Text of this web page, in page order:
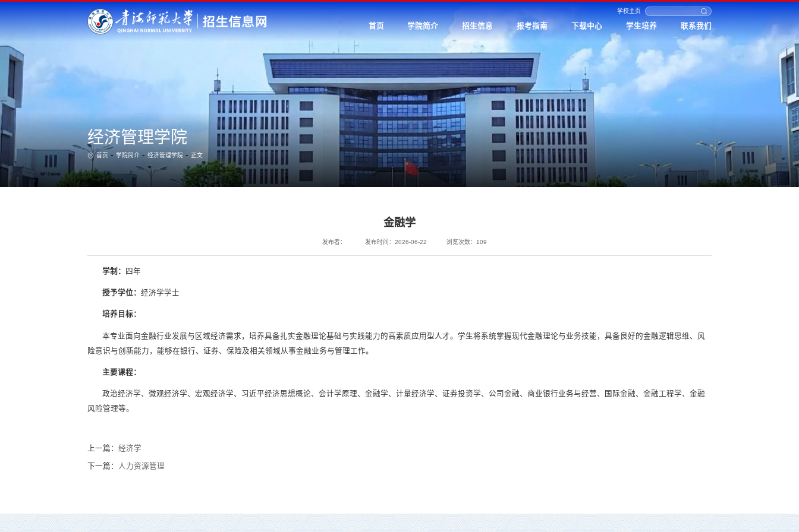
学校主页
首页 学院简介 招生信息 报考指南 下载中心 学生培养 联系我们
经济管理学院
首页 - 学院简介 - 经济管理学院 - 正文
金融学
发布者： 发布时间：2026-06-22 浏览次数： 109
学制： 四年
授予学位：经济学学士
培养目标：
本专业面向金融行业发展与区域经济需求，培养具备扎实金融理论基础与实践能力的高素质应用型人才。学生将系统掌握现代金融理论与业务技能，具备良好的金融逻辑思维、风
险意识与创新能力，能够在银行、证券、保险及相关领域从事金融业务与管理工作。
主要课程：
政治经济学、微观经济学、宏观经济学、习近平经济思想概论、会计学原理、金融学、计量经济学、证券投资学、公司金融、商业银行业务与经营、国际金融、金融工程学、金融
风险管理等。
上一篇： 经济学
下一篇： 人力资源管理